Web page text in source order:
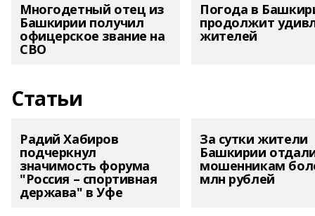
Многодетный отец из
Башкирии получил
офицерское звание на
СВО
Погода в
продолжит
жителей
Статьи
Радий Хабиров
подчеркнул
значимость форума
"Россия – спортивная
держава" в Уфе
За сутки жители
Башкирии
мошенникам
млн рублей